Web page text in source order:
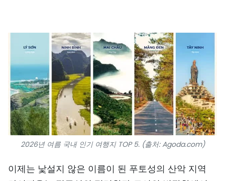
2026년 여름 국내 인기 여행지 TOP 5. (출처: Agoda.com)
이제는 낯설지 않은 이름이 된 푸토성의 산악 지역